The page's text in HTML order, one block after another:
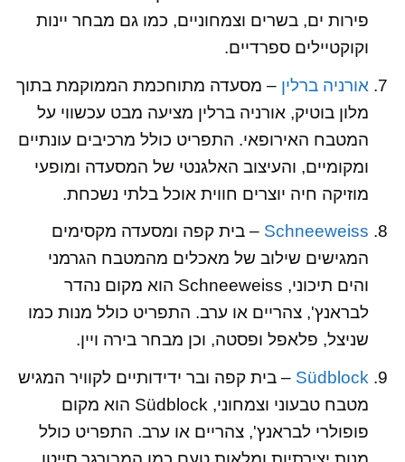
פירות ים, בשרים וצמחוניים, כמו גם מבחר יינות
וקוקטיילים ספרדיים.
אורניה ברלין – מסעדה מתוחכמת הממוקמת בתוך
מלון בוטיק, אורניה ברלין מציעה מבט עכשווי על
המטבח האירופאי. התפריט כולל מרכיבים עונתיים
ומקומיים, והעיצוב האלגנטי של המסעדה ומופעי
מוזיקה חיה יוצרים חווית אוכל בלתי נשכחת.
Schneeweiss – בית קפה ומסעדה מקסימים
המגישים שילוב של מאכלים מהמטבח הגרמני
והים תיכוני, Schneeweiss הוא מקום נהדר
לבראנץ', צהריים או ערב. התפריט כולל מנות כמו
שניצל, פלאפל ופסטה, וכן מבחר בירה ויין.
Südblock – בית קפה ובר ידידותיים לקוויר המגיש
מטבח טבעוני וצמחוני, Südblock הוא מקום
פופולרי לבראנץ', צהריים או ערב. התפריט כולל